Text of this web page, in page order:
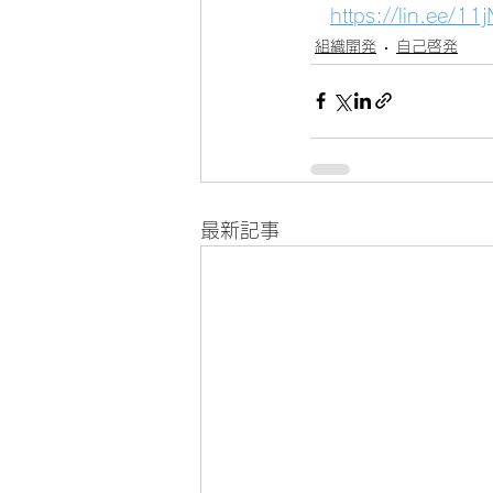
https://lin.ee/
組織開発 自己啓発
最新記事